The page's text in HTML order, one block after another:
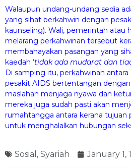
Walaupun undang-undang sedia
yang sihat berkahwin dengan
kaunseling). Wali, pemerintah atau
melarang perkahwinan tersebut
membahayakan pasangan yang
kaedah ‘tidak ada mudarat dan
Di samping itu, perkahwinan
pesakit AIDS bertentangan dengan
maslahah menjaga nyawa dan
mereka juga sudah pasti akan
rumahtangga antara kerana tujuan
untuk menghalalkan hubungan
Sosial , Syariah January 1,